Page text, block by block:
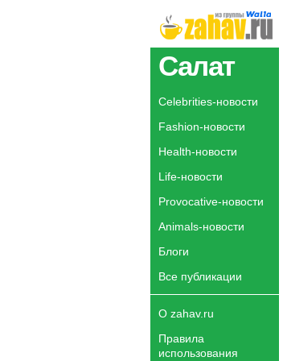
Салат
Celebrities-новости
Fashion-новости
Health-новости
Life-новости
Provocative-новости
Animals-новости
Блоги
Все публикации
О zahav.ru
Правила
использования